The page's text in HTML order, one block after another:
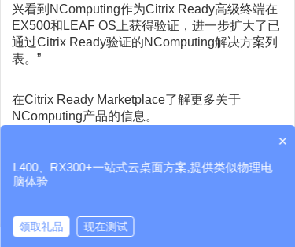
兴看到NComputing作为Citrix Ready高级终端在
EX500和LEAF OS上获得验证，进一步扩大了已
通过Citrix Ready验证的NComputing解决方案列
表。”
在Citrix Ready Marketplace了解更多关于
NComputing产品的信息。
https://citrixready.citrix.com/ncomputing/ncomputing-
leaf-os.html
https://citrixready.citrix.com/ncomputing/ncomputing-
×
L400、RX300+一站式云桌面方案,提供类似物理电
脑体验
领取礼品 现在测试